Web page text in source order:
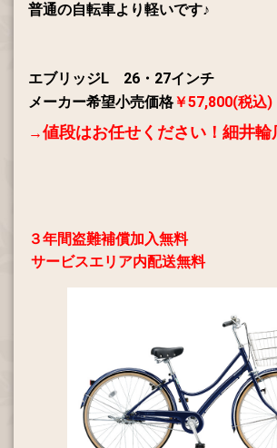
普通の自転車より軽いです♪
エブリッジL 26・27インチ
メーカー希望小売価格￥57,800(税込)
→値段はお任せください！ 細井輪
３年間盗難補償加入無料
サービスエリア内配送無料